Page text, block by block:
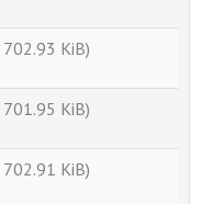
KiB)
KiB)
KiB)